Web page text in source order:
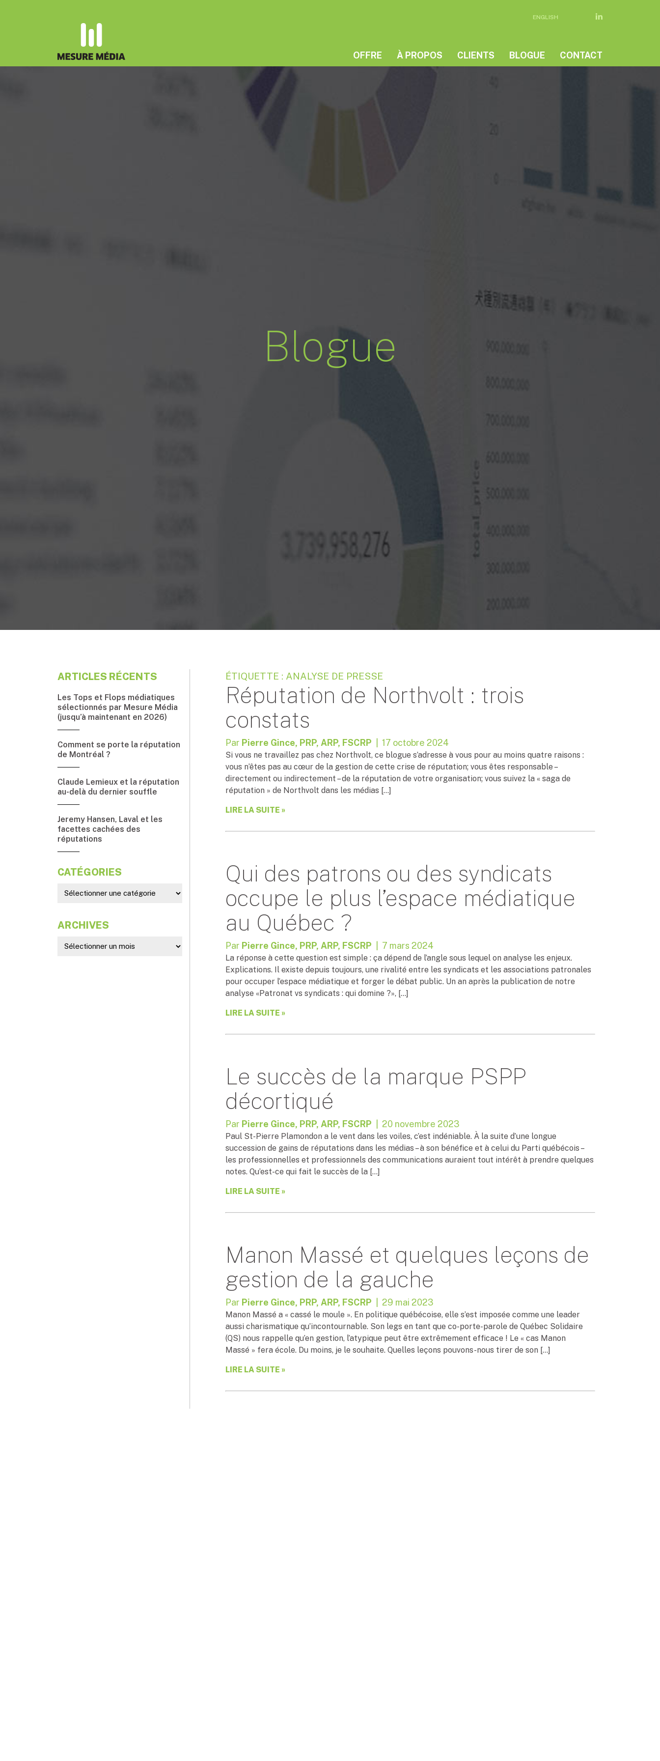
ENGLISH
OFFRE À PROPOS CLIENTS BLOGUE CONTACT
Blogue
ARTICLES RÉCENTS
Les Tops et Flops médiatiques
sélectionnés par Mesure Média
(jusqu’à maintenant en 2026)
Comment se porte la réputation
de Montréal ?
Claude Lemieux et la réputation
au-delà du dernier souffle
Jeremy Hansen, Laval et les
facettes cachées des
réputations
CATÉGORIES
ARCHIVES
ÉTIQUETTE : ANALYSE DE PRESSE
Réputation de Northvolt : trois
constats
Par Pierre Gince, PRP, ARP, FSCRP | 17 octobre 2024
Si vous ne travaillez pas chez Northvolt, ce blogue s’adresse à vous pour au moins quatre raisons :
vous n’êtes pas au cœur de la gestion de cette crise de réputation; vous êtes responsable –
directement ou indirectement – de la réputation de votre organisation; vous suivez la « saga de
réputation » de Northvolt dans les médias […]
LIRE LA SUITE »
Qui des patrons ou des syndicats
occupe le plus l’espace médiatique
au Québec ?
Par Pierre Gince, PRP, ARP, FSCRP | 7 mars 2024
La réponse à cette question est simple : ça dépend de l’angle sous lequel on analyse les enjeux.
Explications. Il existe depuis toujours, une rivalité entre les syndicats et les associations patronales
pour occuper l’espace médiatique et forger le débat public. Un an après la publication de notre
analyse «Patronat vs syndicats : qui domine ?», […]
LIRE LA SUITE »
Le succès de la marque PSPP
décortiqué
Par Pierre Gince, PRP, ARP, FSCRP | 20 novembre 2023
Paul St-Pierre Plamondon a le vent dans les voiles, c’est indéniable. À la suite d’une longue
succession de gains de réputations dans les médias – à son bénéfice et à celui du Parti québécois –
les professionnelles et professionnels des communications auraient tout intérêt à prendre quelques
notes. Qu’est-ce qui fait le succès de la […]
LIRE LA SUITE »
Manon Massé et quelques leçons de
gestion de la gauche
Par Pierre Gince, PRP, ARP, FSCRP | 29 mai 2023
Manon Massé a « cassé le moule ». En politique québécoise, elle s’est imposée comme une leader
aussi charismatique qu’incontournable. Son legs en tant que co-porte-parole de Québec Solidaire
(QS) nous rappelle qu’en gestion, l’atypique peut être extrêmement efficace ! Le « cas Manon
Massé » fera école. Du moins, je le souhaite. Quelles leçons pouvons-nous tirer de son […]
LIRE LA SUITE »